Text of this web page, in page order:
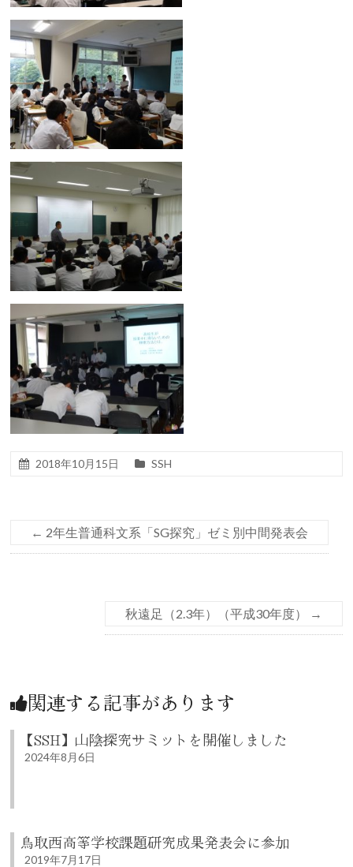
2018年10月15日 SSH
← 2年生普通科文系「SG探究」ゼミ別中間発表会
秋遠足（2.3年）（平成30年度） →
関連する記事があります
【SSH】山陰探究サミットを開催しました
2024年8月6日
鳥取西高等学校課題研究成果発表会に参加
2019年7月17日